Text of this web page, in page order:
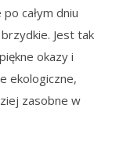
całym dniu
Jest tak
okazy i
ekologiczne,
zasobne w